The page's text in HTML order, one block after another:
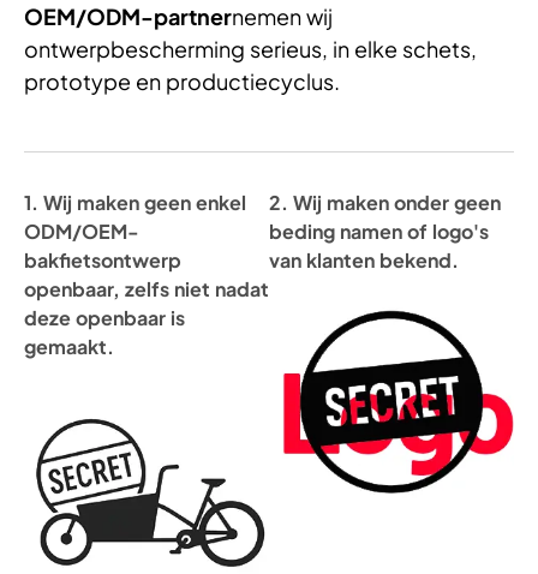
OEM/ODM-partnernemen wij
ontwerpbescherming serieus, in elke schets,
prototype en productiecyclus.
1. Wij maken geen enkel
ODM/OEM-
bakfietsontwerp
openbaar, zelfs niet nadat
deze openbaar is
gemaakt.
2. Wij maken onder geen
beding namen of logo's
van klanten bekend.